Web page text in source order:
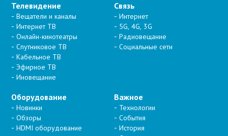
Телевидение
Вещатели и каналы
Интернет ТВ
Онлайн-кинотеатры
Спутниковое ТВ
Кабельное ТВ
Эфирное ТВ
Иновещание
Связь
Интернет
5G, 4G, 3G
Радиовещание
Социальные сети
Оборудование
Новинки
Обзоры
HDMI оборудование
Важное
Технологии
События
История